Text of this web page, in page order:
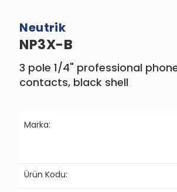
Neutrik
NP3X-B
3 pole 1/4" professional
contacts, black shell
Marka:
Ürün Kodu: